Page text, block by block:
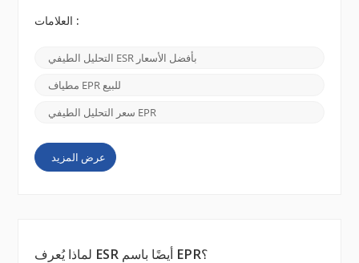
الطيفي لرنين الدوران الإلكتروني (ESR) بأفضل الأسعار"
كلمات مثل رخيص، وبيع، وبأسعار معقولة، وما إلى ذلك
لوصف احتياجاتك، وسيكون من السهل العثور على التحليل
العلامات :
التحليل الطيفي ESR بأفضل الأسعار
مطياف EPR للبيع
سعر التحليل الطيفي EPR
عرض المزيد
لماذا يُعرف ESR أيضًا باسم EPR؟